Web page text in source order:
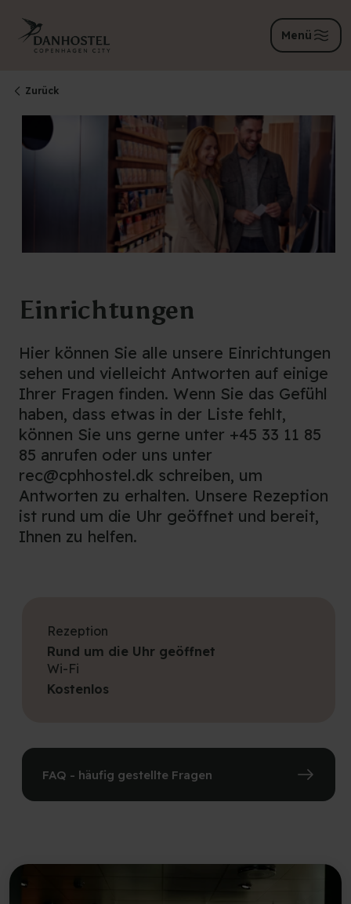
Menü
Zurück
Einrichtungen
Hier können Sie alle unsere Einrichtungen
sehen und vielleicht Antworten auf einige
Ihrer Fragen finden. Wenn Sie das Gefühl
haben, dass etwas in der Liste fehlt,
können Sie uns gerne unter +45 33 11 85
85 anrufen oder uns unter
rec@cphhostel.dk schreiben, um
Antworten zu erhalten. Unsere Rezeption
ist rund um die Uhr geöffnet und bereit,
Ihnen zu helfen.
Rezeption
Rund um die Uhr geöffnet
Wi-Fi
Kostenlos
FAQ - häufig gestellte Fragen